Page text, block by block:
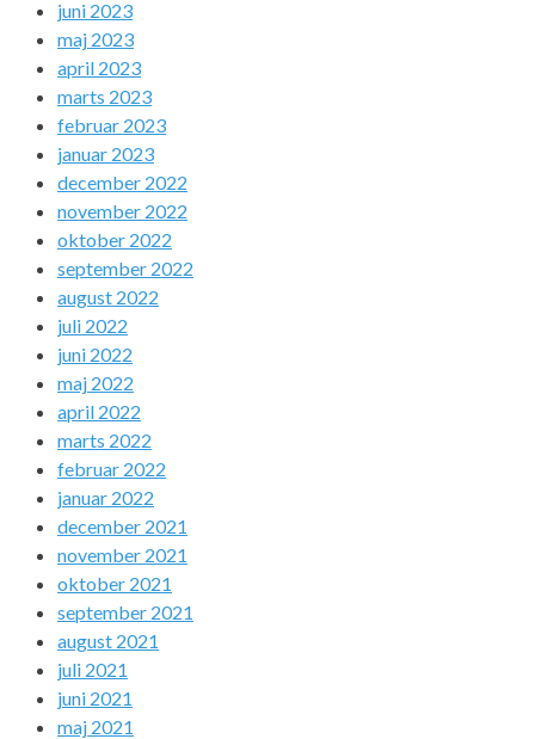
juni 2023
maj 2023
april 2023
marts 2023
februar 2023
januar 2023
december 2022
november 2022
oktober 2022
september 2022
august 2022
juli 2022
juni 2022
maj 2022
april 2022
marts 2022
februar 2022
januar 2022
december 2021
november 2021
oktober 2021
september 2021
august 2021
juli 2021
juni 2021
maj 2021